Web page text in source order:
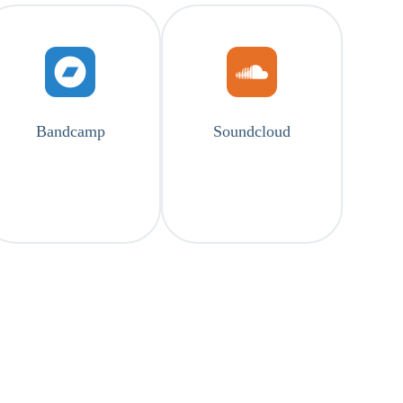
Bandcamp Soundcloud